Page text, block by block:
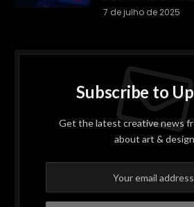
7 de julho de 2025
Subscribe to
Get the latest creative news
about art &